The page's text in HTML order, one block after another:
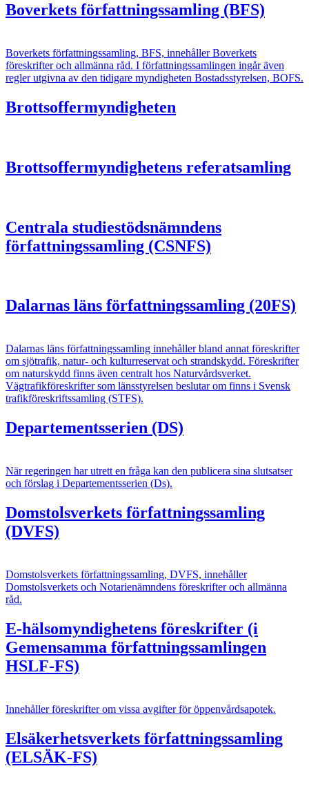
Boverkets författningssamling (BFS)
Boverkets författningssamling, BFS, innehåller Boverkets
föreskrifter och allmänna råd. I författningssamlingen ingår även
regler utgivna av den tidigare myndigheten Bostadsstyrelsen, BOFS.
Brottsoffermyndigheten
Brottsoffermyndighetens referatsamling
Centrala studiestödsnämndens
författningssamling (CSNFS)
Dalarnas läns författningssamling (20FS)
Dalarnas läns författningssamling innehåller bland annat föreskrifter
om sjötrafik, natur- och kulturreservat och strandskydd. Föreskrifter
om naturskydd finns även centralt hos Naturvårdsverket.
Vägtrafikföreskrifter som länsstyrelsen beslutar om finns i Svensk
trafikföreskriftssamling (STFS).
Departementsserien (DS)
När regeringen har utrett en fråga kan den publicera sina slutsatser
och förslag i Departementsserien (Ds).
Domstolsverkets författningssamling
(DVFS)
Domstolsverkets författningssamling, DVFS, innehåller
Domstolsverkets och Notarienämndens föreskrifter och allmänna
råd.
E-hälsomyndighetens föreskrifter (i
Gemensamma författningssamlingen
HSLF-FS)
Innehåller föreskrifter om vissa avgifter för öppenvårdsapotek.
Elsäkerhetsverkets författningssamling
(ELSÄK-FS)